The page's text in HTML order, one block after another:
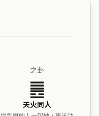
之卦
䷌
天火同人